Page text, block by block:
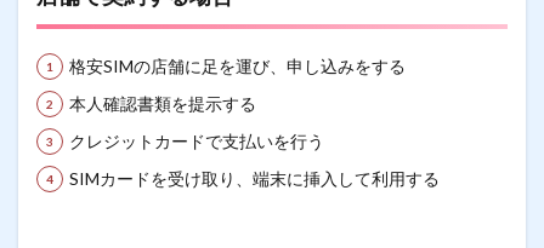
格安SIMの店舗に足を運び、申し込みをする
本人確認書類を提示する
クレジットカードで支払いを行う
SIMカードを受け取り、端末に挿入して利用する